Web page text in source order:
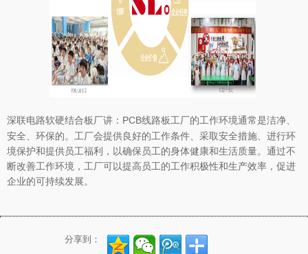
深联电路软硬结合板 厂讲：PCB线路板工厂的工作环境通常是洁净、
安全、环保的。工厂会提供良好的工作条件、采取安全措施、进行环
境保护和提供员工福利，以确保员工的身体健康和生活质量。通过不
断改善工作环境，工厂可以提高员工的工作积极性和生产效率，促进
企业的可持续发展。
分享到：